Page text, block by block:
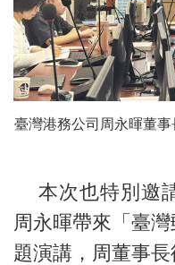
臺灣港務公司周永暉董
本次也特別邀
周永暉帶來「臺
題演講，周董事